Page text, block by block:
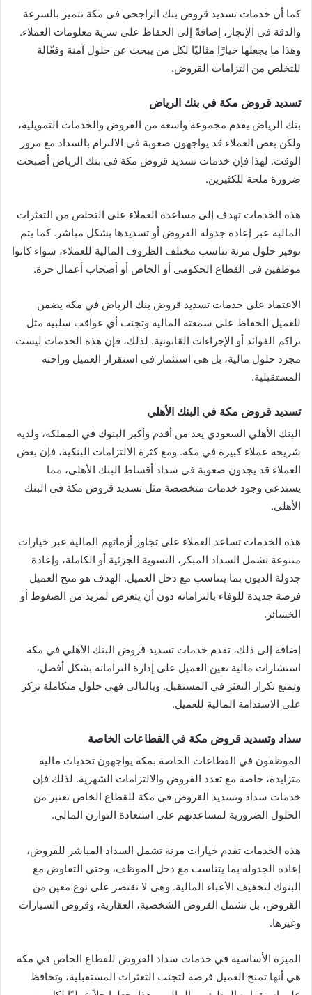
كما أن خدمات تسديد قروض بنك الراجحي في مكة تتميز بالسرعة
والدقة في الإنجاز، إضافةً إلى الحفاظ على سرية معلومات العملاء.
وهذا ما يجعلها خيارًا مثاليًا لكل من يبحث عن حلول آمنة وفعّالة
للتخلص من التزامات القروض.
تسديد قروض مكة في بنك الرياض
بنك الرياض يقدم مجموعة واسعة من القروض والخدمات التمويلية،
ولكن بعض العملاء قد يواجهون صعوبة في الالتزام بالسداد مع مرور
الوقت. لهذا فإن خدمات تسديد قروض مكة في بنك الرياض أصبحت
ضرورة ملحة للكثيرين.
هذه الخدمات تهدف إلى مساعدة العملاء على التخلص من التعثرات
المالية عبر إعادة جدولة القروض أو تسديدها بشكل مباشر. كما يتم
توفير حلول مرنة تناسب مختلف الظروف المالية للعملاء، سواء كانوا
موظفين في القطاع الحكومي أو الخاص أو أصحاب أعمال حرة.
الاعتماد على خدمات تسديد قروض بنك الرياض في مكة يضمن
للعميل الحفاظ على سمعته المالية وتجنب أي عواقب سلبية مثل
تراكم الفوائد أو الإجراءات القانونية. لذلك، فإن هذه الخدمات ليست
مجرد حلول مالية، بل هي استثمار في استقرار العميل وراحته
المستقبلية.
تسديد قروض مكة في البنك الأهلي
البنك الأهلي السعودي يعد من أقدم وأكبر البنوك في المملكة، ولديه
شريحة عملاء كبيرة في مكة. ومع كثرة الالتزامات البنكية، فإن بعض
العملاء قد يجدون صعوبة في سداد أقساط البنك الأهلي، مما
يستدعي وجود خدمات متخصصة مثل تسديد قروض مكة في البنك
الأهلي.
هذه الخدمات تساعد العملاء على تجاوز أزماتهم المالية عبر خيارات
متنوعة تشمل السداد المبكر، التسوية الجزئية أو الكاملة، وإعادة
جدولة الديون بما يتناسب مع دخل العميل. الهدف هو منح العميل
فرصة جديدة للوفاء بالتزاماته دون أن يتعرض لمزيد من الضغوط أو
الخسائر.
إضافة إلى ذلك، تقدم خدمات تسديد قروض البنك الأهلي في مكة
استشارات مالية تعين العميل على إدارة التزاماته بشكل أفضل،
وتمنع تكرار التعثر في المستقبل. وبالتالي فهي حلول متكاملة تركز
على الاستدامة المالية للعميل.
سداد وتسديد قروض مكة في القطاعات الخاصة
الموظفون في القطاعات الخاصة بمكة يواجهون تحديات مالية
متزايدة، خاصة مع تعدد القروض والالتزامات الشهرية. لذلك فإن
خدمات سداد وتسديد القروض في مكة للقطاع الخاص تعتبر من
الحلول الضرورية لمساعدتهم على استعادة التوازن المالي.
هذه الخدمات تقدم خيارات مرنة تشمل السداد المباشر للقروض،
إعادة الجدولة بما يتناسب مع دخل الموظف، وحتى التفاوض مع
البنوك لتخفيف الأعباء المالية. وهي لا تقتصر على نوع معين من
القروض، بل تشمل القروض الشخصية، العقارية، وقروض السيارات
وغيرها.
الميزة الأساسية في خدمات سداد القروض للقطاع الخاص في مكة
هي أنها تمنح العميل فرصة لتجنب التعثرات المستقبلية، وتحافظ